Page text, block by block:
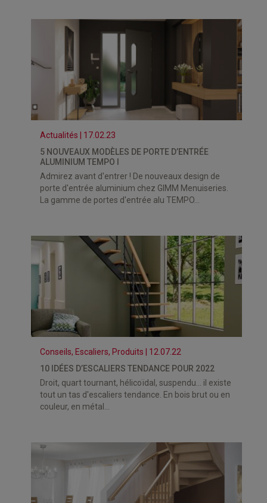
Actualités | 17.02.23
5 NOUVEAUX MODÈLES DE PORTE D’ENTRÉE
ALUMINIUM TEMPO I
Admirez avant d'entrer ! De nouveaux design de
porte d'entrée aluminium chez GIMM Menuiseries.
La gamme de portes d'entrée alu TEMPO...
Conseils, Escaliers, Produits | 12.07.22
10 IDÉES D’ESCALIERS TENDANCE POUR 2022
Droit, quart tournant, hélicoïdal, suspendu... il existe
tout un tas d'escaliers tendance. En bois brut ou en
couleur, en métal...